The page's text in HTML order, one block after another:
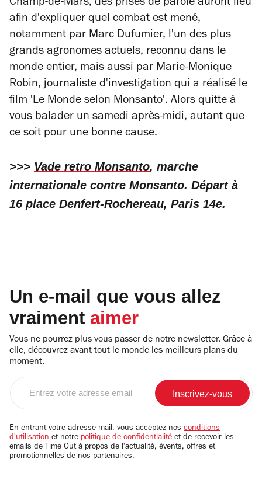
Champ-de-Mars, des prises de parole auront lieu
afin d'expliquer quel combat est mené,
notamment par Marc Dufumier, l'un des plus
grands agronomes actuels, reconnu dans le
monde entier, mais aussi par Marie-Monique
Robin, journaliste d'investigation qui a réalisé le
film 'Le Monde selon Monsanto'. Alors quitte à
vous balader un samedi après-midi, autant que
ce soit pour une bonne cause.
>>> Vade retro Monsanto, marche
internationale contre Monsanto. Départ à
16 place Denfert-Rochereau, Paris 14e.
Un e-mail que vous allez
vraiment aimer
Vous ne pourrez plus vous passer de notre newsletter. Grâce à
elle, découvrez avant tout le monde les meilleurs plans du
moment.
email
En entrant votre adresse mail, vous acceptez nos conditions
d'utilisation et notre politique de confidentialité et de recevoir les
emails de Time Out à propos de l'actualité, évents, offres et
promotionnelles de nos partenaires.